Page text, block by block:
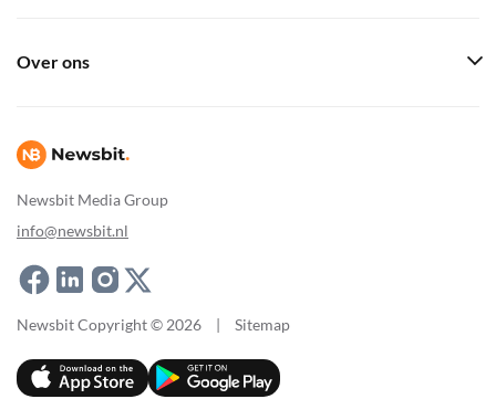
Newsbit Media Group
info@newsbit.nl
Over ons
Newsbit Copyright © 2026 | Sitemap